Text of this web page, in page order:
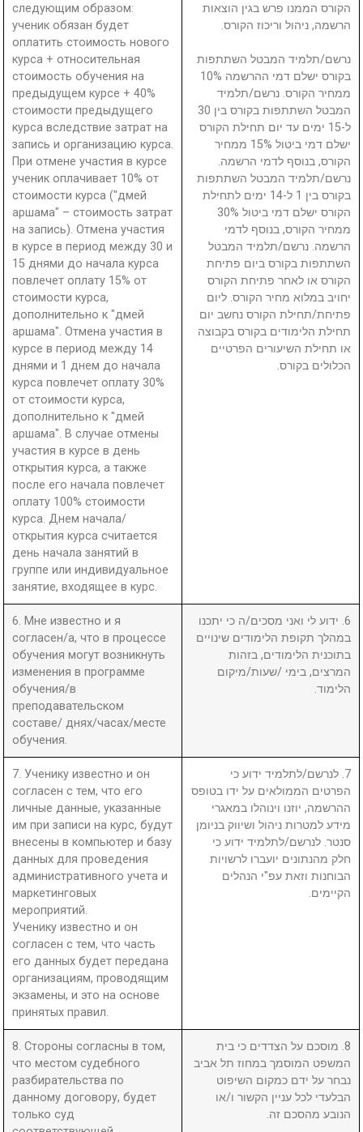
следующим образом:
ученик обязан будет
оплатить стоимость нового
курса + относительная
стоимость обучения на
предыдущем курсе + 40%
стоимости предыдущего
курса вследствие затрат на
запись и организацию курса.
При отмене участия в курсе
ученик оплачивает 10% от
стоимости курса ("дмей
аршама" – стоимость затрат
на запись). Отмена участия
в курсе в период между 30 и
15 днями до начала курса
повлечет оплату 15% от
стоимости курса,
дополнительно к "дмей
аршама". Отмена участия в
курсе в период между 14
днями и 1 днем до начала
курса повлечет оплату 30%
от стоимости курса,
дополнительно к "дмей
аршама". В случае отмены
участия в курсе в день
открытия курса, а также
после его начала повлечет
оплату 100% стоимости
курса. Днем начала/
открытия курса считается
день начала занятий в
группе или индивидуальное
занятие, входящее в курс.
הקורס הממנו פרש בגין הוצאות
הרשמה, ניהול וריכוז הקורס.
נרשם/תלמיד המבטל השתתפות
בקורס ישלם דמי ההרשמה 10%
ממחיר הקורס. נרשם/תלמיד
המבטל השתתפות בקורס בין 30
ל-15 ימים עד יום תחילת הקורס
ישלם דמי ביטול 15% ממחיר
הקורס, בנוסף לדמי הרשמה.
נרשם/תלמיד המבטל השתתפות
בקורס בין 1 ל-14 ימים לתחילת
הקורס ישלם דמי ביטול 30%
ממחיר הקורס, בנוסף לדמי
הרשמה. נרשם/תלמיד המבטל
השתתפות בקורס ביום פתיחת
הקורס או לאחר פתיחת הקורס
יחויב במלוא מחיר הקורס. ליום
פתיחת/תחילת הקורס נחשב יום
תחילת הלימודים בקורס בקבוצה
או תחילת השיעורים הפרטיים
הכלולים בקורס.
6. Мне известно и я
согласен/а, что в процессе
обучения могут возникнуть
изменения в программе
обучения/в
преподавательском
составе/ днях/часах/месте
обучения.
6. ידוע לי ואני מסכים/ה כי יתכנו
במהלך תקופת הלימודים שינויים
בתוכנית הלימודים, בזהות
המרצים, בימי /שעות/מיקום
הלימוד.
7. Ученику известно и он
согласен с тем, что его
личные данные, указанные
им при записи на курс, будут
внесены в компьютер и базу
данных для проведения
административного учета и
маркетинговых
мероприятий.
Ученику известно и он
согласен с тем, что часть
его данных будет передана
организациям, проводящим
экзамены, и это на основе
принятых правил.
7. לנרשם/לתלמיד ידוע כי
הפרטים הממולאים על ידו בטופס
ההרשמה, יוזנו וינוהלו במאגרי
מידע למטרות ניהול ושיווק בניומן
סנטר. לנרשם/לתלמיד ידוע כי
חלק מהנתונים יועברו לרשויות
הבוחנות וזאת עפ"י הנהלים
הקיימים.
8. Стороны согласны в том,
что местом судебного
разбирательства по
данному договору, будет
только суд
8. מוסכם על הצדדים כי בית
המשפט המוסמך במחוז תל אביב
נבחר על ידם כמקום השיפוט
הבלעדי לכל עניין הקשור ו/או
הנובע מהסכם זה.